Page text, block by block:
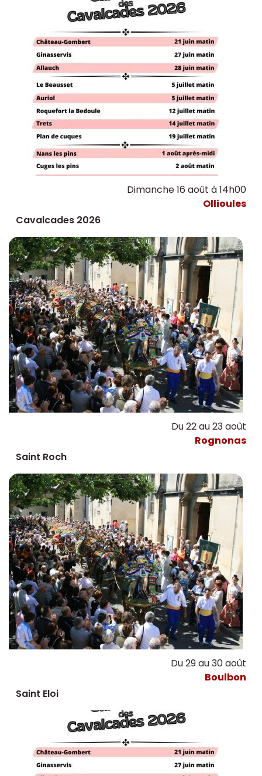
Dimanche 16 août à 14h00
Ollioules
Cavalcades 2026
Du 22 au 23 août
Rognonas
Saint Roch
Du 29 au 30 août
Boulbon
Saint Eloi